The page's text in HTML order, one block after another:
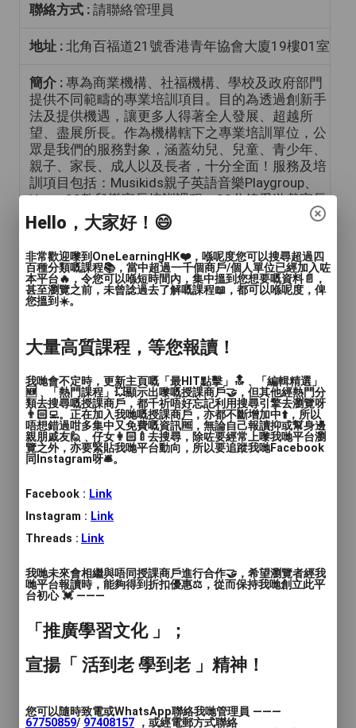
聯絡方式 : 請聯絡管理員
地址 : 北角百福道21號香港青年協會大廈19樓01室
簡介 : 專為商業機構、社福機構、學校及政府部門
提供不同範疇的專業培訓項目。目的為透過創新手
法及提供機遇，讓更多人得著全人發展、超越所
望、盡展所長。作為機構轄下之專業培訓單位，公
眾是我們的服務對象，涵蓋幼兒、兒童、青少年、
親子、家長、成人以及長者，十分全面！服務及培
訓項目包括：Musikids親子英語音樂Playgroup、
Hope-20教兒樂家長培訓課程、30分鐘愛遊戲家長
課程、6A品格教育家長工作坊、專注力小組、情緒
小組、……等等。同時亦有歷奇挑戰活動及新興運
動作團隊建立、領袖訓練及紀律訓練。
商戶標誌
年齡範圍: 兒童(15歲或以下)
語言: 廣東話
人數: 多於4人
教學模式 : 面授
時間 : 每堂60分鐘
價錢: $930/10堂
服務地區: 屯門區
兒童足球訓練班
對象：5歲以上兒童
Hello，大家好！😄
非常歡迎嚟到OneLearningHK❤️，喺呢度您可以搜尋超過四
百種分類嘅課程📚，當中超過一千個商戶/個人單位已經加入咗
本平台🔥，令您可以喺短時間內，集中搵到您想要嘅資料📄，
甚至瀏覽之前，未曾諗過去了解嘅課程📖，都可以喺呢度，俾
您搵到☀️。
大量高質課程，等您報讀！
我哋會不定時，更新主頁嘅「最HIT點擊」🔝﹑「編輯精選」
🆕﹑「熱門課程」💥顯示出嚟嘅授課商戶🤝，但其他經熱門分
類去搜尋嘅授課商戶，都千祈唔好忘記利用搜尋引擎去瀏覽呀
👨🏻‍💻。正在加入我哋嘅授課商戶，亦都不斷增加中⬆️，所以
唔想錯過咁多集中又免費嘅資訊🆓，無論自己報讀抑或幫身邊
親朋戚友🙋﹑仔女👩🏻‍🍼去搜尋，除咗要經常上嚟我哋平台瀏
覽之外，亦要緊貼我哋平台動向，所以要追蹤我哋Facebook
同Instagram呀🛎️。
Facebook : Link
Instagram : Link
Threads : Link
我哋未來會相繼與唔同授課商戶進行合作🤝，希望瀏覽者經我
哋平台報讀時，能夠得到折扣優惠⚖️，從而保持我哋創立此平
台初心 💓 ———
「推廣學習文化 」；
宣揚「 活到老 學到老 」精神！
您可以隨時致電或WhatsApp聯絡我哋管理員 ———
67750859/ 97408157 ，或經電郵方式聯絡